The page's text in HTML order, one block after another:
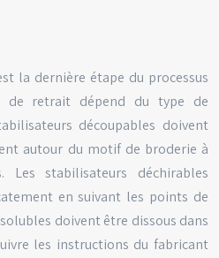
la dernière étape du processus
de retrait dépend du type de
découpables doivent
autour du motif de broderie à
Les stabilisateurs déchirables
en suivant les points de
doivent être dissous dans
les instructions du fabricant